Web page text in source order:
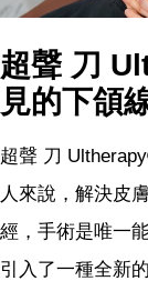
超聲 刀
見的下頜
超聲 刀
人來說，解決皮
經，手術是唯一
引入了一種全新